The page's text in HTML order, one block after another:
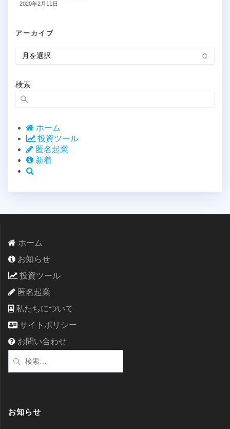
2020年2月11日
アーカイブ
イ
ブ
検索
ホーム
投資ツール
匿名起業
新着
ホーム
お知らせ
投資ツール
匿名起業
私たちについて
サイトポリシー
お問い合わせ
索:
お知らせ